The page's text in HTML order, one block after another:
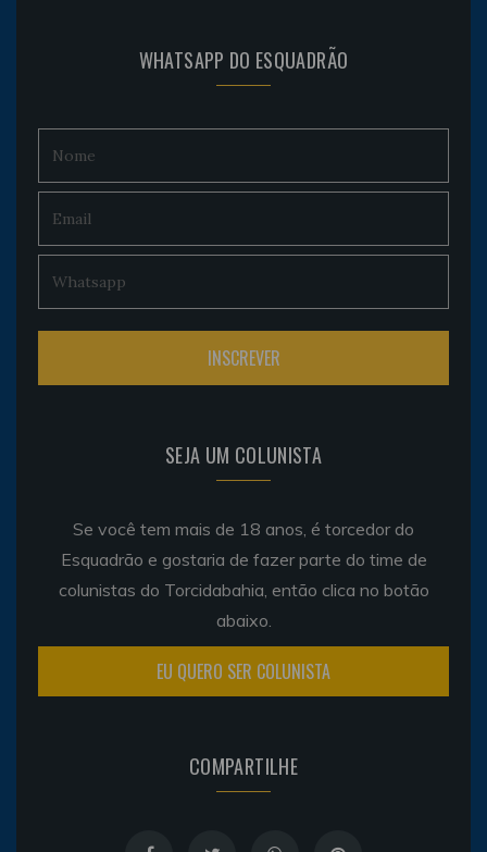
WHATSAPP DO ESQUADRÃO
SEJA UM COLUNISTA
Se você tem mais de 18 anos, é torcedor do
Esquadrão e gostaria de fazer parte do time de
colunistas do Torcidabahia, então clica no botão
abaixo.
EU QUERO SER COLUNISTA
COMPARTILHE